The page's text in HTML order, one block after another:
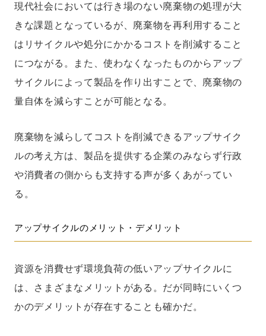
現代社会においては行き場のない廃棄物の処理が大
きな課題となっているが、廃棄物を再利用すること
はリサイクルや処分にかかるコストを削減すること
につながる。また、使わなくなったものからアップ
サイクルによって製品を作り出すことで、廃棄物の
量自体を減らすことが可能となる。
廃棄物を減らしてコストを削減できるアップサイク
ルの考え方は、製品を提供する企業のみならず行政
や消費者の側からも支持する声が多くあがってい
る。
アップサイクルのメリット・デメリット
資源を消費せず環境負荷の低いアップサイクルに
は、さまざまなメリットがある。だが同時にいくつ
かのデメリットが存在することも確かだ。